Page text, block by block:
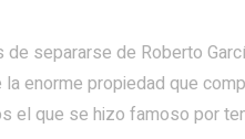
separarse de Roberto
enorme propiedad que
el que se hizo famoso por